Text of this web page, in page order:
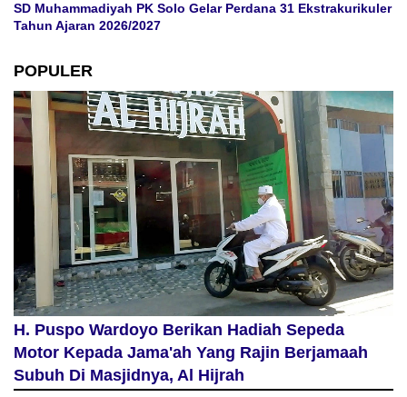
SD Muhammadiyah PK Solo Gelar Perdana 31 Ekstrakurikuler
Tahun Ajaran 2026/2027
POPULER
H. Puspo Wardoyo Berikan Hadiah Sepeda
Motor Kepada Jama'ah Yang Rajin Berjamaah
Subuh Di Masjidnya, Al Hijrah